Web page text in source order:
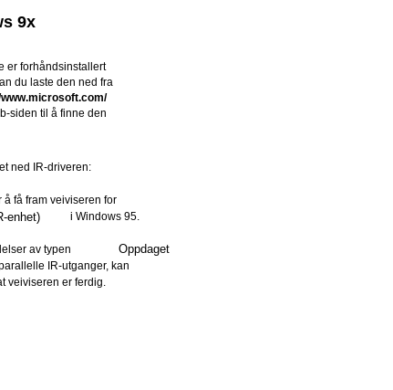
9x
er forhåndsinstallert
du laste den ned fra
www.microsoft.com/
siden til å finne den
ned IR-driveren:
å få fram veiviseren for
enhet) i Windows 95.
av typen
Oppdaget
IR-utganger, kan
veiviseren er ferdig.